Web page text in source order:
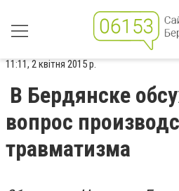
11:11, 2 квітня 2015 р.
В Бердянске
вопрос
травматизма